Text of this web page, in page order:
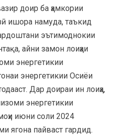
доир ба ҳамкории
ишора намуда, таъкид
эътимоднокии
айни замон лоиҳаи
энергетикии
энергетикии Осиёи
Дар доираи ин лоиҳа,
энергетикии
июни соли 2024
ягона пайваст гардид.